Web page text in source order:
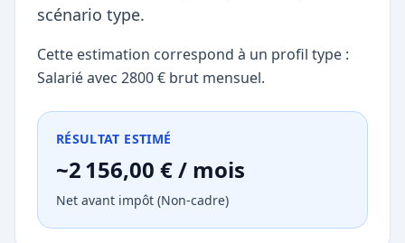
scénario type.
Cette estimation correspond à un profil type :
Salarié avec 2800 € brut mensuel.
RÉSULTAT ESTIMÉ
~2 156,00 € / mois
Net avant impôt (Non-cadre)